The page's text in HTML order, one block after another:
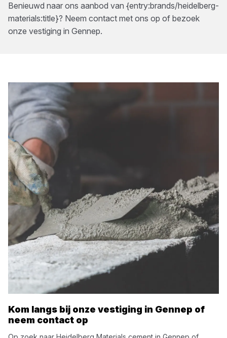
Benieuwd naar ons aanbod van {entry:brands/heidelberg-
materials:title}? Neem contact met ons op of bezoek
onze vestiging in Gennep.
Kom langs bij onze vestiging in Gennep of
neem contact op